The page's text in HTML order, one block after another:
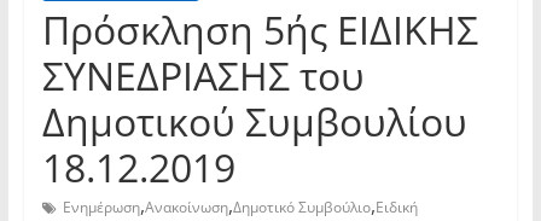
Πρόσκληση 5ής ΕΙΔΙΚΗΣ
ΣΥΝΕΔΡΙΑΣΗΣ του
Δημοτικού Συμβουλίου
18.12.2019
Ενημέρωση,Ανακοίνωση,Δημοτικό Συμβούλιο,Ειδική